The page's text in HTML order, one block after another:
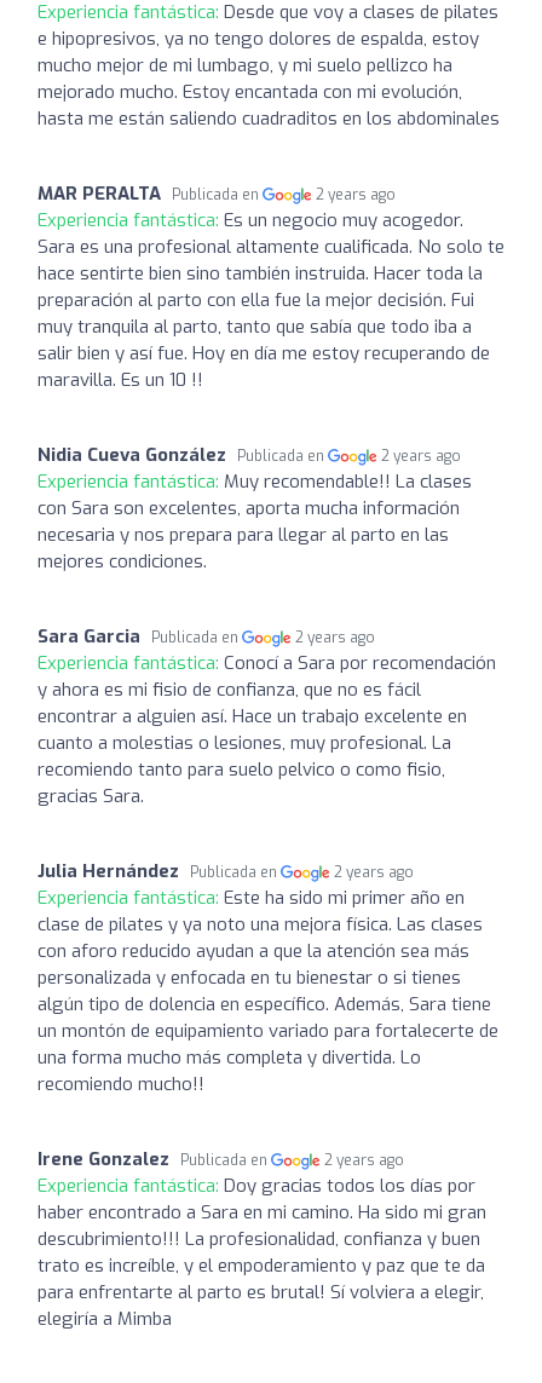
Experiencia fantástica: Desde que voy a clases de pilates
e hipopresivos, ya no tengo dolores de espalda, estoy
mucho mejor de mi lumbago, y mi suelo pellizco ha
mejorado mucho. Estoy encantada con mi evolución,
hasta me están saliendo cuadraditos en los abdominales
MAR PERALTA Publicada en 2 years ago
Experiencia fantástica: Es un negocio muy acogedor.
Sara es una profesional altamente cualificada. No solo te
hace sentirte bien sino también instruida. Hacer toda la
preparación al parto con ella fue la mejor decisión. Fui
muy tranquila al parto, tanto que sabía que todo iba a
salir bien y así fue. Hoy en día me estoy recuperando de
maravilla. Es un 10 !!
Nidia Cueva González Publicada en 2 years ago
Experiencia fantástica: Muy recomendable!! La clases
con Sara son excelentes, aporta mucha información
necesaria y nos prepara para llegar al parto en las
mejores condiciones.
Sara Garcia Publicada en 2 years ago
Experiencia fantástica: Conocí a Sara por recomendación
y ahora es mi fisio de confianza, que no es fácil
encontrar a alguien así. Hace un trabajo excelente en
cuanto a molestias o lesiones, muy profesional. La
recomiendo tanto para suelo pelvico o como fisio,
gracias Sara.
Julia Hernández Publicada en 2 years ago
Experiencia fantástica: Este ha sido mi primer año en
clase de pilates y ya noto una mejora física. Las clases
con aforo reducido ayudan a que la atención sea más
personalizada y enfocada en tu bienestar o si tienes
algún tipo de dolencia en específico. Además, Sara tiene
un montón de equipamiento variado para fortalecerte de
una forma mucho más completa y divertida. Lo
recomiendo mucho!!
Irene Gonzalez Publicada en 2 years ago
Experiencia fantástica: Doy gracias todos los días por
haber encontrado a Sara en mi camino. Ha sido mi gran
descubrimiento!!! La profesionalidad, confianza y buen
trato es increíble, y el empoderamiento y paz que te da
para enfrentarte al parto es brutal! Sí volviera a elegir,
elegiría a Mimba